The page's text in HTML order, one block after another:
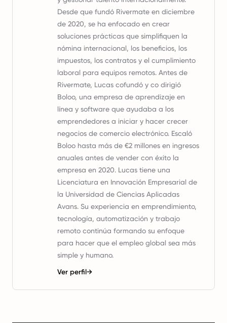
Desde que fundó Rivermate en diciembre
de 2020, se ha enfocado en crear
soluciones prácticas que simplifiquen la
nómina internacional, los beneficios, los
impuestos, los contratos y el cumplimiento
laboral para equipos remotos. Antes de
Rivermate, Lucas cofundó y co dirigió
Boloo, una empresa de aprendizaje en
línea y software que ayudaba a los
emprendedores a iniciar y hacer crecer
negocios de comercio electrónico. Escaló
Boloo hasta más de €2 millones en ingresos
anuales antes de vender con éxito la
empresa en 2020. Lucas tiene una
Licenciatura en Innovación Empresarial de
la Universidad de Ciencias Aplicadas
Avans. Su experiencia en emprendimiento,
tecnología, automatización y trabajo
remoto continúa formando su enfoque
para hacer que el empleo global sea más
simple y humano.
Ver perfil→